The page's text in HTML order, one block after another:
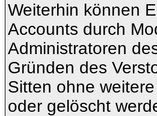
Weiterhin können
Accounts durch
Administratoren
Gründen des
Sitten ohne
oder gelöscht